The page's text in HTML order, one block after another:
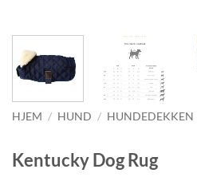
HJEM / HUND / HUNDEDEKKEN
Kentucky Dog Rug